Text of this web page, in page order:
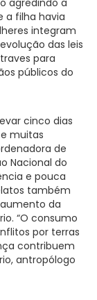
a filha havia
integram
das leis
para
públicos do
cinco dias
muitas
de
Nacional do
e pouca
também
da
“O consumo
por terras
contribuem
antropólogo